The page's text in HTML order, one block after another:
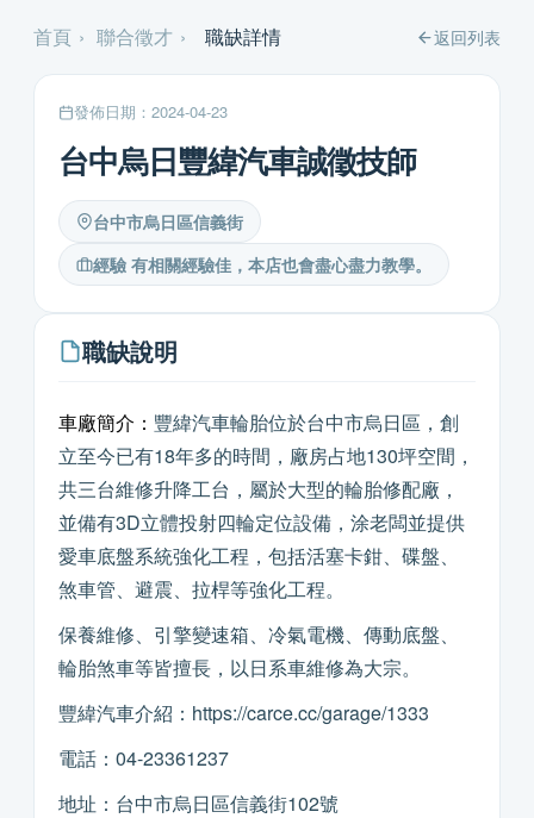
首頁 › 聯合徵才 › 職缺詳情 返回列表
發佈日期：2024-04-23
台中烏日豐緯汽車誠徵技師
台中市烏日區信義街
經驗 有相關經驗佳，本店也會盡心盡力教學。
職缺說明
車廠簡介： 豐緯汽車輪胎位於台中市烏日區，創
立至今已有18年多的時間，廠房占地130坪空間，
共三台維修升降工台，屬於大型的輪胎修配廠，
並備有3D立體投射四輪定位設備，涂老闆並提供
愛車底盤系統強化工程，包括活塞卡鉗、碟盤、
煞車管、避震、拉桿等強化工程。
保養維修、引擎變速箱、冷氣電機、傳動底盤、
輪胎煞車等皆擅長，以日系車維修為大宗。
豐緯汽車介紹：https://carce.cc/garage/1333
電話：04-23361237
地址：台中市烏日區信義街102號